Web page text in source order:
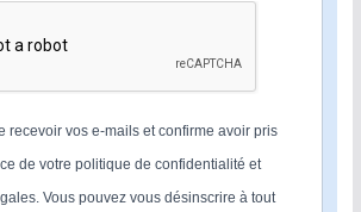
recevoir vos e-mails et confirme avoir pris
de votre politique de confidentialité et
Vous pouvez vous désinscrire à tout